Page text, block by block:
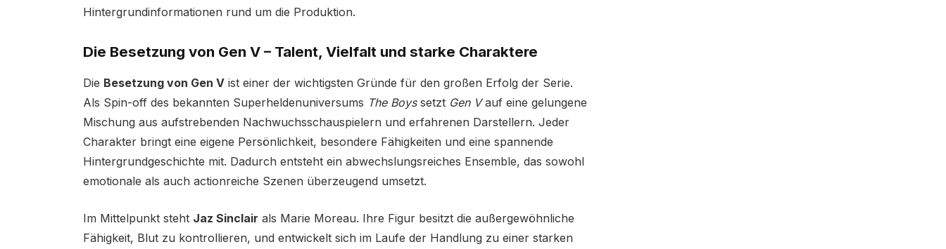
Hintergrundinformationen rund um die Produktion.
Die Besetzung von Gen V – Talent, Vielfalt und starke Charaktere
Die Besetzung von Gen Vist einer der wichtigsten Gründe für den großen Erfolg der Serie.
Als Spin-off des bekannten Superheldenuniversums The Boyssetzt Gen Vauf eine gelungene
Mischung aus aufstrebenden Nachwuchsschauspielern und erfahrenen Darstellern. Jeder
Charakter bringt eine eigene Persönlichkeit, besondere Fähigkeiten und eine spannende
Hintergrundgeschichte mit. Dadurch entsteht ein abwechslungsreiches Ensemble, das sowohl
emotionale als auch actionreiche Szenen überzeugend umsetzt.
Im Mittelpunkt steht Jaz Sinclair als Marie Moreau. Ihre Figur besitzt die außergewöhnliche
Fähigkeit, Blut zu kontrollieren, und entwickelt sich im Laufe der Handlung zu einer starken